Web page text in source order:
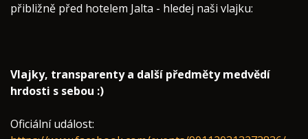
přibližně před hotelem Jalta - hledej naši vlajku:
Vlajky, transparenty a další předměty medvědí
hrdosti s sebou :)
Oficiální událost: